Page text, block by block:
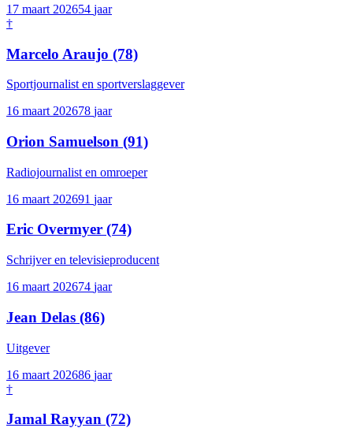
17 maart 202654 jaar
†
Marcelo Araujo (78)
Sportjournalist en sportverslaggever
16 maart 202678 jaar
Orion Samuelson (91)
Radiojournalist en omroeper
16 maart 202691 jaar
Eric Overmyer (74)
Schrijver en televisieproducent
16 maart 202674 jaar
Jean Delas (86)
Uitgever
16 maart 202686 jaar
†
Jamal Rayyan (72)